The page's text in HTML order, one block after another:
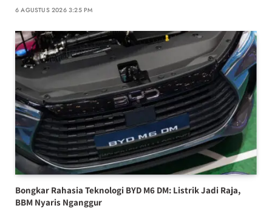
6 AGUSTUS 2026 3:25 PM
Bongkar Rahasia Teknologi BYD M6 DM: Listrik Jadi Raja,
BBM Nyaris Nganggur